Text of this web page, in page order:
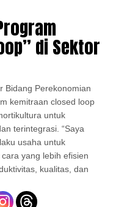
di Sektor
Bidang Perekonomian
kemitraan closed loop
untuk
terintegrasi. “Saya
usaha untuk
yang lebih efisien
kualitas, dan